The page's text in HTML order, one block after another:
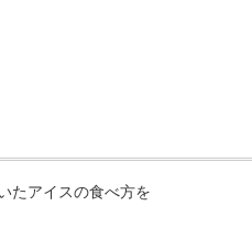
たアイスの食べ方を